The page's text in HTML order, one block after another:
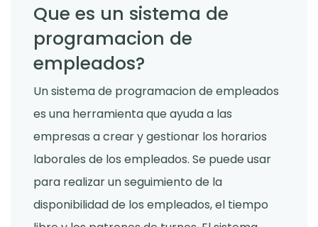
Que es un sistema de
programacion de
empleados?
Un sistema de programacion de empleados
es una herramienta que ayuda a las
empresas a crear y gestionar los horarios
laborales de los empleados. Se puede usar
para realizar un seguimiento de la
disponibilidad de los empleados, el tiempo